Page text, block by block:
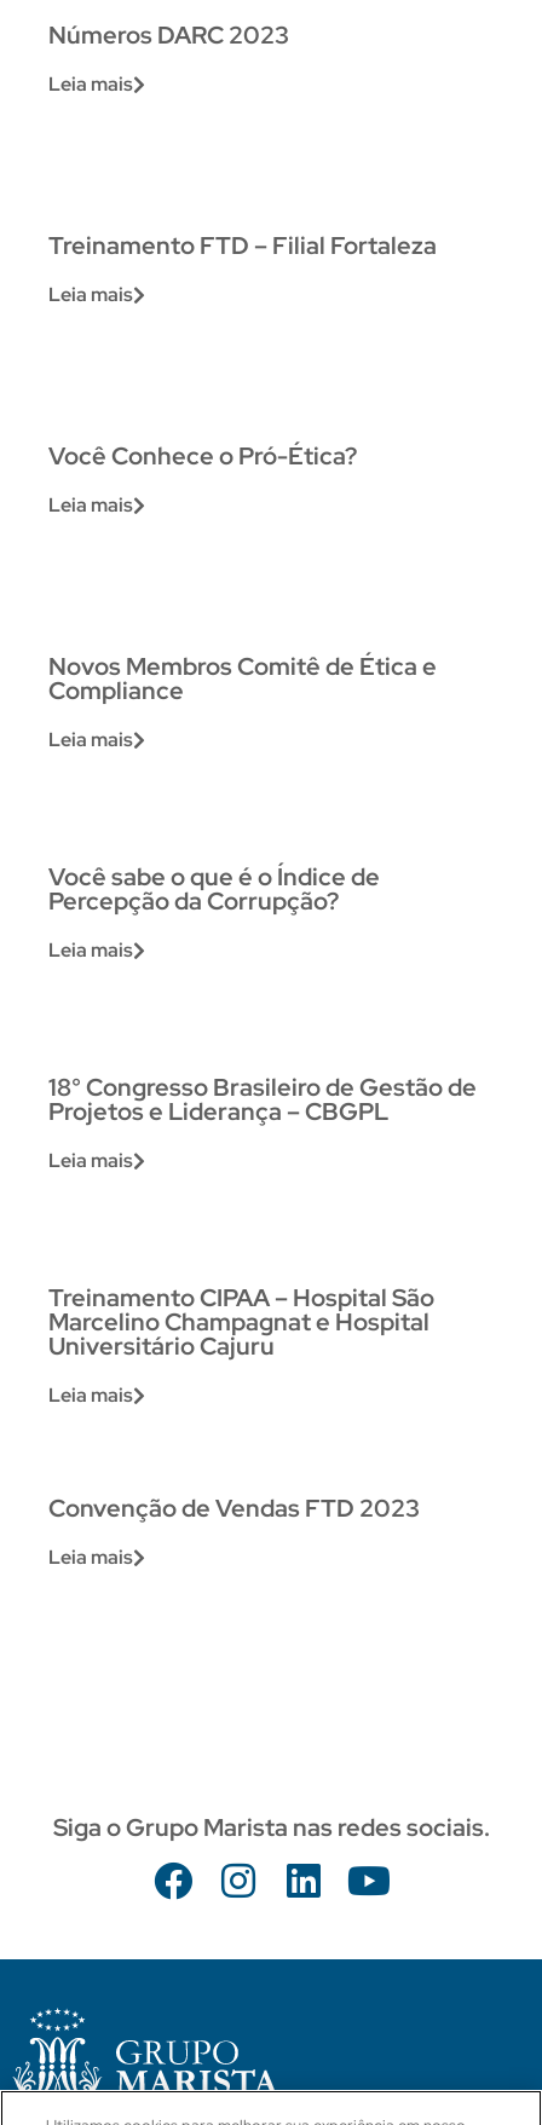
Números DARC 2023
Leia mais
Treinamento FTD – Filial Fortaleza
Leia mais
Você Conhece o Pró-Ética?
Leia mais
Novos Membros Comitê de Ética e
Compliance
Leia mais
Você sabe o que é o Índice de
Percepção da Corrupção?
Leia mais
18° Congresso Brasileiro de Gestão de
Projetos e Liderança – CBGPL
Leia mais
Treinamento CIPAA – Hospital São
Marcelino Champagnat e Hospital
Universitário Cajuru
Leia mais
Convenção de Vendas FTD 2023
Leia mais
Siga o Grupo Marista nas redes sociais.